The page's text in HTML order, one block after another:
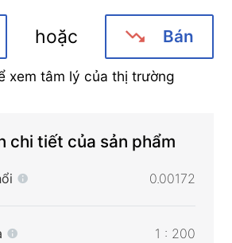
hoặc Bán
xem tâm lý của thị trường
chi tiết của sản phẩm
0.00172
1 : 200